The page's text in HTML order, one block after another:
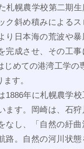
札幌農学校第二期
ク斜め積みによる
り日本海の荒波や
完成させ、その工
じめての港湾工学の
す。
年に札幌農学
ます。岡崎は、石
なし、「自然の紆
路。自然の河川状